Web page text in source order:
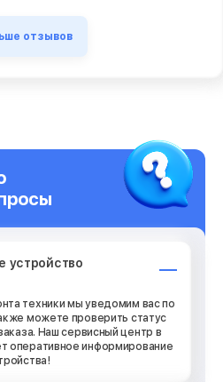
отзывов
устройство
техники мы уведомим вас по
можете проверить статус
Наш сервисный центр в
оперативное информирование